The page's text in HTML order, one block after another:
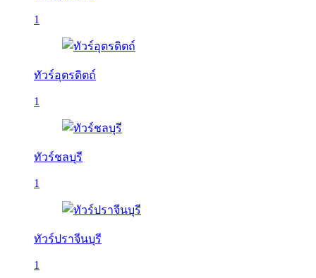
1
ทัวร์อุตรดิตถ์
1
ทัวร์ชลบุรี
1
ทัวร์ปราจีนบุรี
1